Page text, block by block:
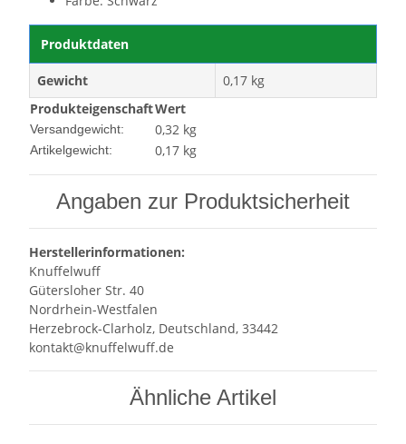
Produktdaten
Gewicht
0,17 kg
ProdukteigenschaftWert
Versandgewicht: 0,32 kg
Artikelgewicht: 0,17 kg
Angaben zur Produktsicherheit
Herstellerinformationen:
Knuffelwuff
Gütersloher Str. 40
Nordrhein-Westfalen
Herzebrock-Clarholz, Deutschland, 33442
kontakt@knuffelwuff.de
Ähnliche Artikel